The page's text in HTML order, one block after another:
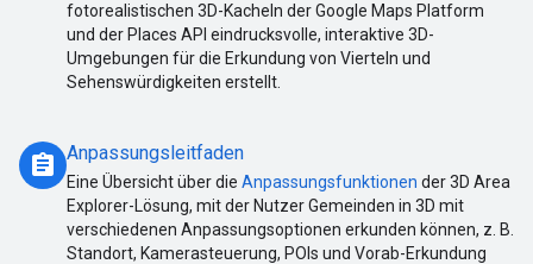
fotorealistischen 3D-Kacheln der Google Maps Platform
und der Places API eindrucksvolle, interaktive 3D-
Umgebungen für die Erkundung von Vierteln und
Sehenswürdigkeiten erstellt.
assignment Anpassungsleitfaden
Eine Übersicht über die Anpassungsfunktionen der 3D Area
Explorer-Lösung, mit der Nutzer Gemeinden in 3D mit
verschiedenen Anpassungsoptionen erkunden können, z. B.
Standort, Kamerasteuerung, POIs und Vorab-Erkundung